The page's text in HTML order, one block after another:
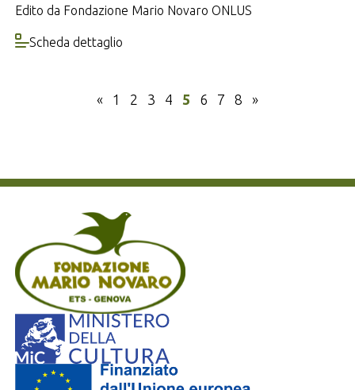
Edito da Fondazione Mario Novaro ONLUS
Scheda dettaglio
« 1 2 3 4 5 6 7 8 »